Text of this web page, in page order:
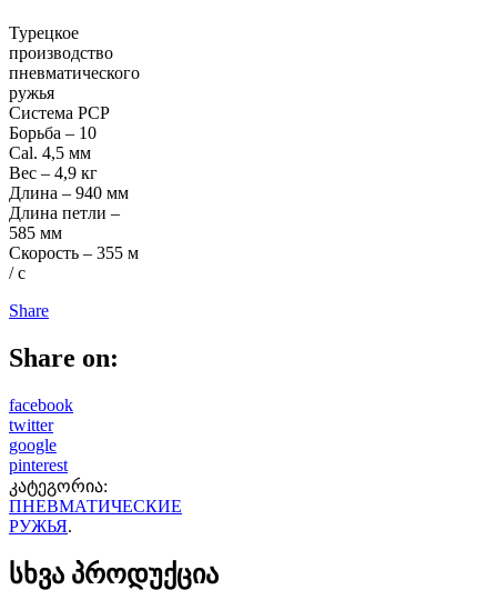
Турецкое
производство
пневматического
ружья
Система PCP
Борьба – 10
Cal. 4,5 мм
Вес – 4,9 кг
Длина – 940 мм
Длина петли –
585 мм
Скорость – 355 м
/ с
Share
Share on:
facebook
twitter
google
pinterest
კატეგორია:
ПНЕВМАТИЧЕСКИЕ
РУЖЬЯ.
სხვა პროდუქცია